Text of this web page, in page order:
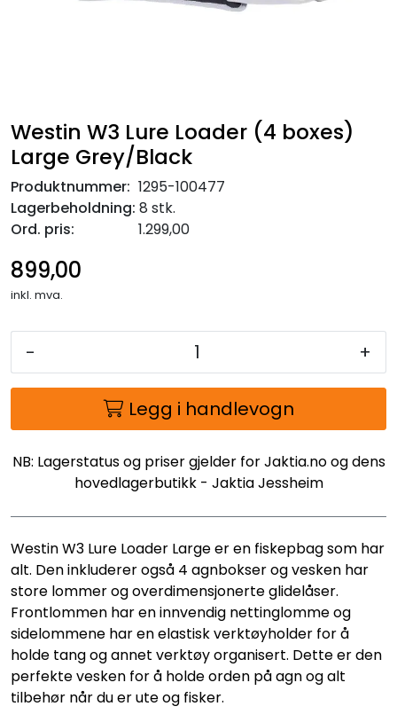
Westin W3 Lure Loader (4 boxes)
Large Grey/Black
Produktnummer: 1295-100477
Lagerbeholdning: 8 stk.
Ord. pris:
1.299,00
899,00
inkl. mva.
- +
Legg i handlevogn
NB: Lagerstatus og priser gjelder for Jaktia.no og dens
hovedlagerbutikk - Jaktia Jessheim
Westin W3 Lure Loader Large er en fiskepbag som har
alt. Den inkluderer også 4 agnbokser og vesken har
store lommer og overdimensjonerte glidelåser.
Frontlommen har en innvendig nettinglomme og
sidelommene har en elastisk verktøyholder for å
holde tang og annet verktøy organisert. Dette er den
perfekte vesken for å holde orden på agn og alt
tilbehør når du er ute og fisker.